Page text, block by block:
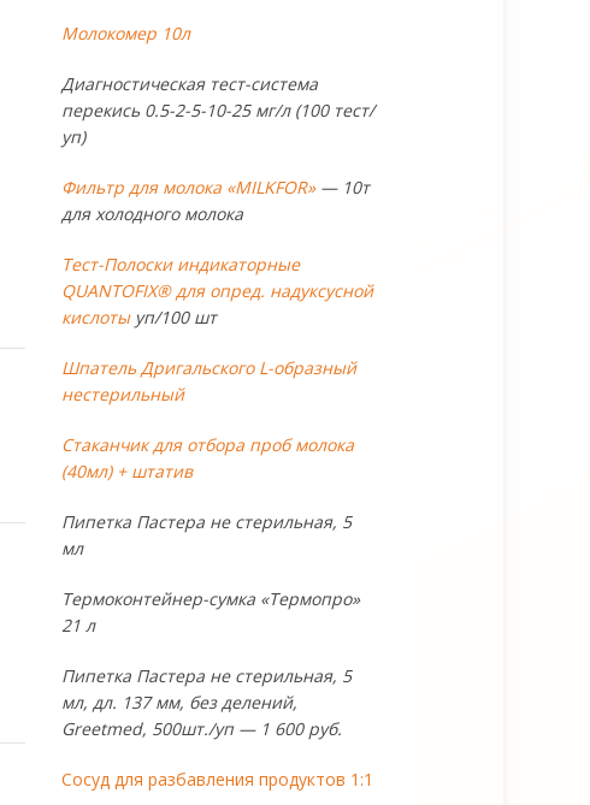
Молокомер 10л
Диагностическая тест-система
перекись 0.5-2-5-10-25 мг/л (100 тест/
уп)
Фильтр для молока «MILKFOR»— 10т
для холодного молока
Тест-Полоски индикаторные
QUANTOFIX® для опред. надуксусной
кислотыуп/100 шт
Шпатель Дригальского L-образный
нестерильный
Стаканчик для отбора проб молока
(40мл) + штатив
Пипетка Пастера не стерильная, 5
мл
Термоконтейнер-сумка «Термопро»
21 л
Пипетка Пастера не стерильная, 5
мл, дл. 137 мм, без делений,
Greetmed, 500шт./уп — 1 600 руб.
Сосуд для разбавления продуктов 1:1